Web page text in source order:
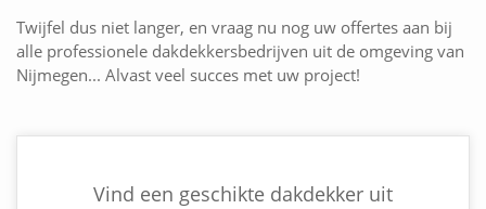
Twijfel dus niet langer, en vraag nu nog uw offertes aan bij
alle professionele dakdekkersbedrijven uit de omgeving van
Nijmegen... Alvast veel succes met uw project!
Vind een geschikte dakdekker uit